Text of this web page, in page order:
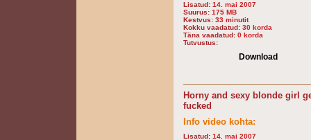
Lisatud: 14. mai 2007
Suurus: 175 MB
Kestvus: 33 minutit
Kokku vaadatud: 30 korda
Täna vaadatud: 0 korda
Tutvustus:
Download
Horny and sexy blonde girl
fucked
Info video kohta:
Lisatud: 14. mai 2007